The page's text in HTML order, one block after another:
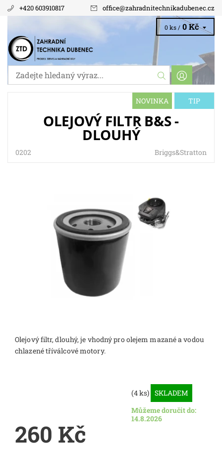
+420 603910817 office@zahradnitechnikadubenec.cz
0 ks / 0 Kč
NOVINKA TIP
OLEJOVÝ FILTR B&S -
DLOUHÝ
0202 Briggs&Stratton
Olejový filtr, dlouhý, je vhodný pro olejem mazané a vodou
chlazené tříválcové motory.
(4 ks) SKLADEM
Můžeme doručit do:
14.8.2026
260 Kč